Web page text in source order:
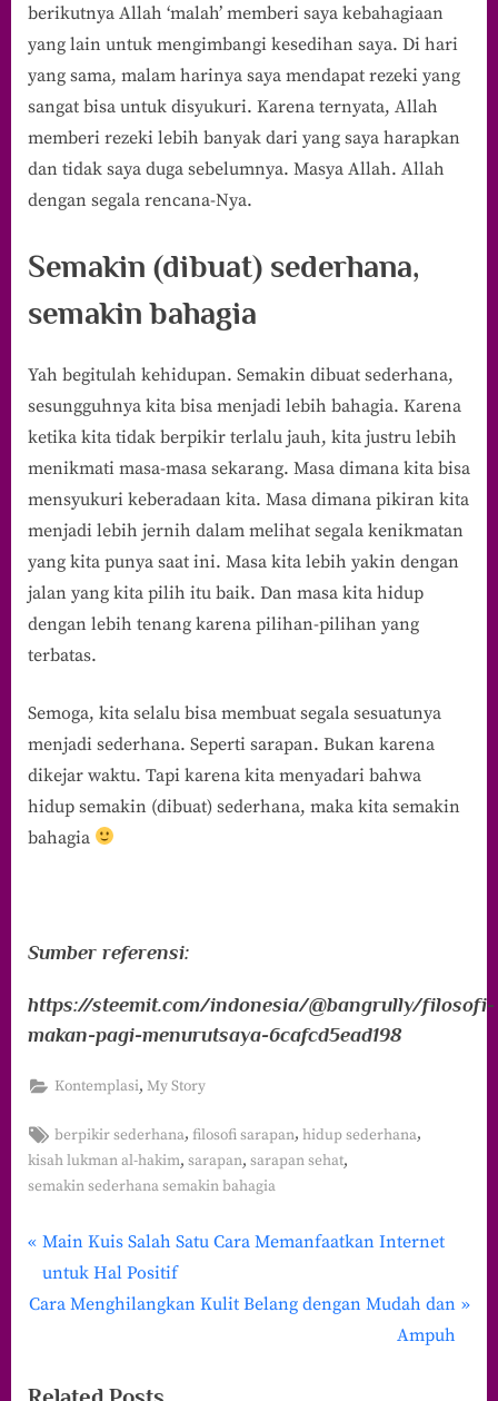
berikutnya Allah ‘malah’ memberi saya kebahagiaan
yang lain untuk mengimbangi kesedihan saya. Di hari
yang sama, malam harinya saya mendapat rezeki yang
sangat bisa untuk disyukuri. Karena ternyata, Allah
memberi rezeki lebih banyak dari yang saya harapkan
dan tidak saya duga sebelumnya. Masya Allah. Allah
dengan segala rencana-Nya.
Semakin (dibuat) sederhana,
semakin bahagia
Yah begitulah kehidupan. Semakin dibuat sederhana,
sesungguhnya kita bisa menjadi lebih bahagia. Karena
ketika kita tidak berpikir terlalu jauh, kita justru lebih
menikmati masa-masa sekarang. Masa dimana kita bisa
mensyukuri keberadaan kita. Masa dimana pikiran kita
menjadi lebih jernih dalam melihat segala kenikmatan
yang kita punya saat ini. Masa kita lebih yakin dengan
jalan yang kita pilih itu baik. Dan masa kita hidup
dengan lebih tenang karena pilihan-pilihan yang
terbatas.
Semoga, kita selalu bisa membuat segala sesuatunya
menjadi sederhana. Seperti sarapan. Bukan karena
dikejar waktu. Tapi karena kita menyadari bahwa
hidup semakin (dibuat) sederhana, maka kita semakin
bahagia
Sumber referensi:
https://steemit.com/indonesia/@bangrully/filosofi-
makan-pagi-menurutsaya-6cafcd5ead198
Kontemplasi,My Story
Tags:
berpikir sederhana,filosofi sarapan,hidup sederhana,
kisah lukman al-hakim, sarapan, sarapan sehat,
semakin sederhana semakin bahagia
Navigasi
pos
P
r
e
Main Kuis Salah Satu Cara Memanfaatkan Internet
untuk Hal Positif
N
Cara Menghilangkan Kulit Belang dengan Mudah dan
Ampuh